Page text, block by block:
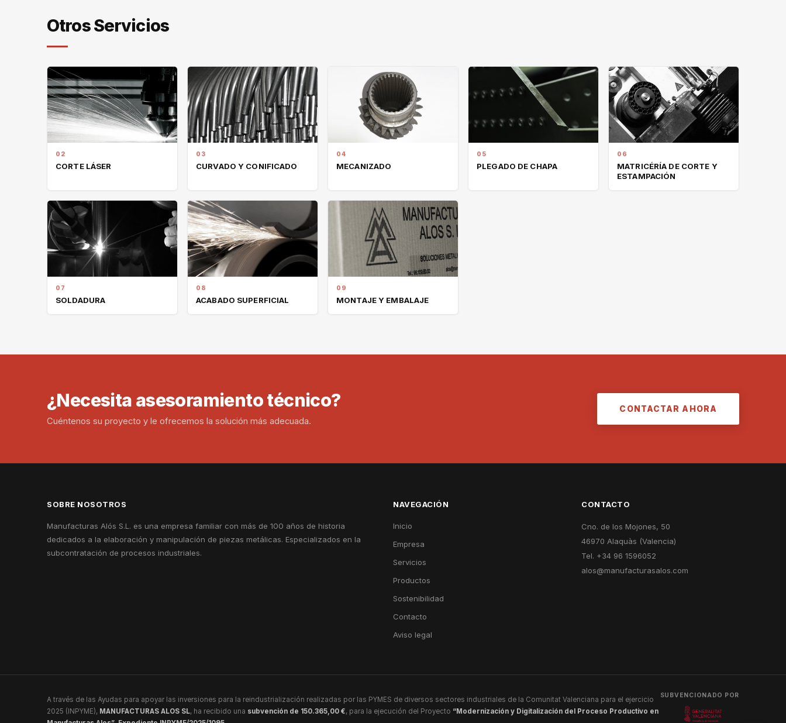
Otros Servicios
02
CORTE LÁSER
03
CURVADO Y CONIFICADO
04
MECANIZADO
05
PLEGADO DE CHAPA
06
MATRICÉRÍA DE CORTE Y
ESTAMPACIÓN
07
SOLDADURA
08
ACABADO SUPERFICIAL
09
MONTAJE Y EMBALAJE
¿Necesita asesoramiento técnico?
Cuéntenos su proyecto y le ofrecemos la solución más adecuada.
CONTACTAR AHORA
SOBRE NOSOTROS
Manufacturas Alós S.L. es una empresa familiar con más de 100 años de historia
dedicados a la elaboración y manipulación de piezas metálicas. Especializados en la
subcontratación de procesos industriales.
NAVEGACIÓN
Inicio
Empresa
Servicios
Productos
Sostenibilidad
Contacto
Aviso legal
CONTACTO
Cno. de los Mojones, 50
46970 Alaquàs (Valencia)
Tel. +34 96 1596052
alos@manufacturasalos.com
A través de las Ayudas para apoyar las inversiones para la reindustrialización realizadas por las PYMES de diversos sectores industriales de la Comunitat Valenciana para el ejercicio
2025 (INPYME), MANUFACTURAS ALOS SL, ha recibido una subvención de 150.365,00 €, para la ejecución del Proyecto “Modernización y Digitalización del Proceso Productivo en
SUBVENCIONADO POR